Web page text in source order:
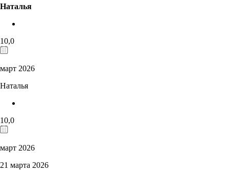
Наталья
10,0
март 2026
Наталья
10,0
март 2026
21 марта 2026